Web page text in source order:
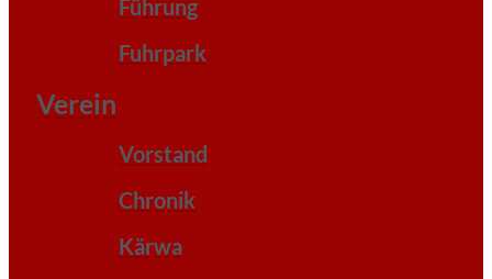
Führung
Fuhrpark
Verein
Vorstand
Chronik
Kärwa